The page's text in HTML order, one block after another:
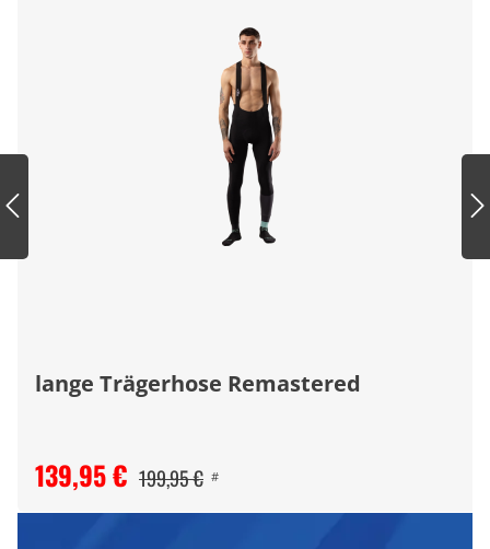
lange Trägerhose Remastered
139,95 € 199,95 € #